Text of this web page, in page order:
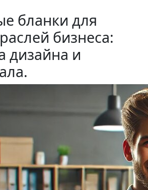
бланки для
бизнеса:
дизайна и